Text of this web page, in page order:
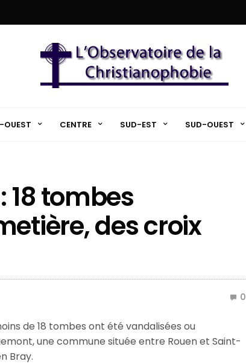
OUEST CENTRE SUD-EST SUD-OUEST
18 tombes
des croix
0
de 18 tombes ont été vandalisées ou
une commune située entre Rouen et Saint-
Bray.